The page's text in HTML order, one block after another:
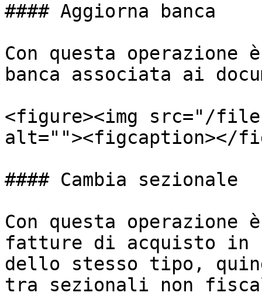
#### Aggiorna banca
Con questa
banca associata ai
<figure><img src="/files/
alt=""><figcaption></
#### Cambia sezionale
Con questa
fatture di acquisto in
dello stesso tipo,
tra sezionali non